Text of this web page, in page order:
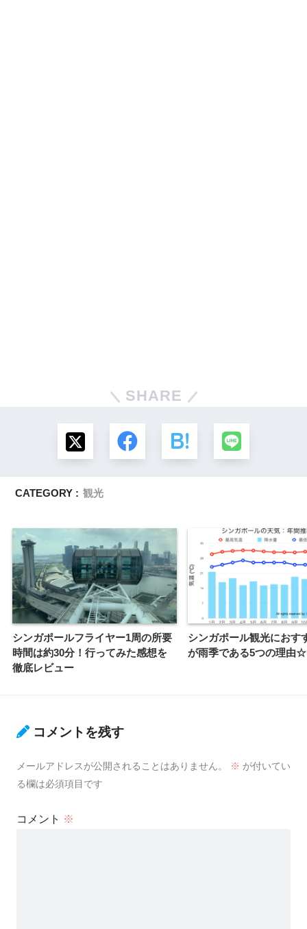
SHARE
CATEGORY : 観光
シンガポールフライヤー1周の所要
時間は約30分！行ってみた感想を
徹底レビュー
シンガポール観光におす
が雨季である5つの理由☆
コメントを残す
メールアドレスが公開されることはありません。 ※ が付いてい
る欄は必須項目です
コメント ※